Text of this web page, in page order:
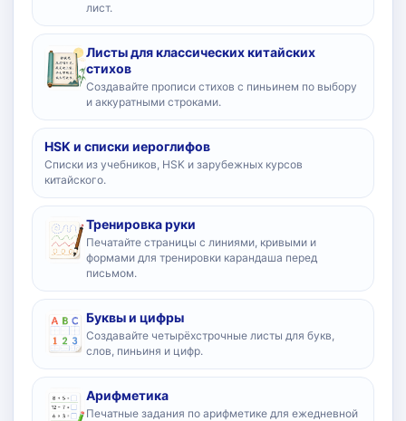
лист.
Листы для классических китайских
стихов
Создавайте прописи стихов с пиньинем по выбору
и аккуратными строками.
HSK и списки иероглифов
Списки из учебников, HSK и зарубежных курсов
китайского.
Тренировка руки
Печатайте страницы с линиями, кривыми и
формами для тренировки карандаша перед
письмом.
Буквы и цифры
Создавайте четырёхстрочные листы для букв,
слов, пиньиня и цифр.
Арифметика
Печатные задания по арифметике для ежедневной